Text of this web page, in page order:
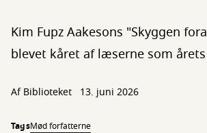
Kim Fupz Aakesons "Skyggen
blevet kåret af læserne som
Af Biblioteket 13. juni 2026
TagsMød forfatterne